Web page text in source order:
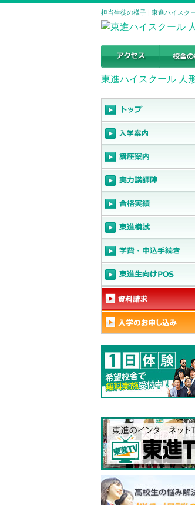
担当生徒の様子 | 東進ハイスク
東進ハイスクール 人